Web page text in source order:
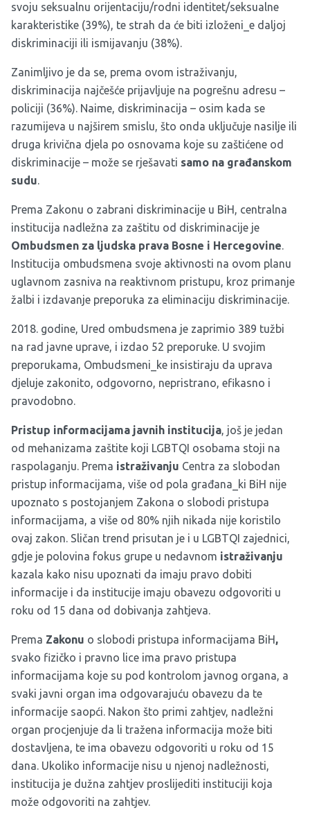
svoju seksualnu orijentaciju/rodni identitet/seksualne
karakteristike (39%), te strah da će biti izloženi_e daljoj
diskriminaciji ili ismijavanju (38%).
Zanimljivo je da se, prema ovom istraživanju,
diskriminacija najčešće prijavljuje na pogrešnu adresu –
policiji (36%). Naime, diskriminacija – osim kada se
razumijeva u najširem smislu, što onda uključuje nasilje ili
druga krivična djela po osnovama koje su zaštićene od
diskriminacije – može se rješavati samo na građanskom
sudu.
Prema Zakonu o zabrani diskriminacije u BiH, centralna
institucija nadležna za zaštitu od diskriminacije je
Ombudsmen za ljudska prava Bosne i Hercegovine.
Institucija ombudsmena svoje aktivnosti na ovom planu
uglavnom zasniva na reaktivnom pristupu, kroz primanje
žalbi i izdavanje preporuka za eliminaciju diskriminacije.
2018. godine, Ured ombudsmena je zaprimio 389 tužbi
na rad javne uprave, i izdao 52 preporuke. U svojim
preporukama, Ombudsmeni_ke insistiraju da uprava
djeluje zakonito, odgovorno, nepristrano, efikasno i
pravodobno.
Pristup informacijama javnih institucija, još je jedan
od mehanizama zaštite koji LGBTQI osobama stoji na
raspolaganju. Prema istraživanju Centra za slobodan
pristup informacijama, više od pola građana_ki BiH nije
upoznato s postojanjem Zakona o slobodi pristupa
informacijama, a više od 80% njih nikada nije koristilo
ovaj zakon. Sličan trend prisutan je i u LGBTQI zajednici,
gdje je polovina fokus grupe u nedavnom istraživanju
kazala kako nisu upoznati da imaju pravo dobiti
informacije i da institucije imaju obavezu odgovoriti u
roku od 15 dana od dobivanja zahtjeva.
Prema Zakonu o slobodi pristupa informacijama BiH,
svako fizičko i pravno lice ima pravo pristupa
informacijama koje su pod kontrolom javnog organa, a
svaki javni organ ima odgovarajuću obavezu da te
informacije saopći. Nakon što primi zahtjev, nadležni
organ procjenjuje da li tražena informacija može biti
dostavljena, te ima obavezu odgovoriti u roku od 15
dana. Ukoliko informacije nisu u njenoj nadležnosti,
institucija je dužna zahtjev proslijediti instituciji koja
može odgovoriti na zahtjev.